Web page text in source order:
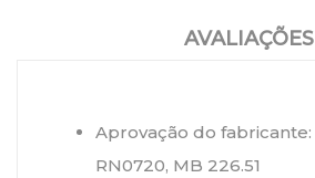
AVALIAÇÕES
Aprovação do fabricante:
RN0720, MB 226.51